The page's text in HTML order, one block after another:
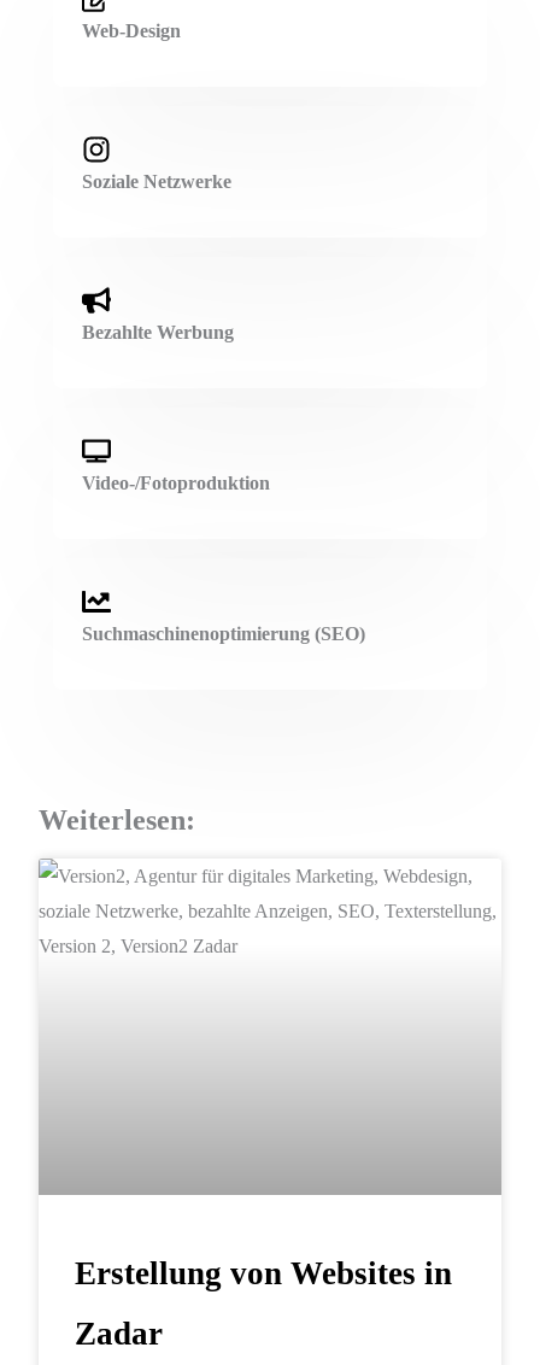
Web-Design
Soziale Netzwerke
Bezahlte Werbung
Video-/Fotoproduktion
Suchmaschinenoptimierung (SEO)
Weiterlesen:
Erstellung von Websites in
Zadar